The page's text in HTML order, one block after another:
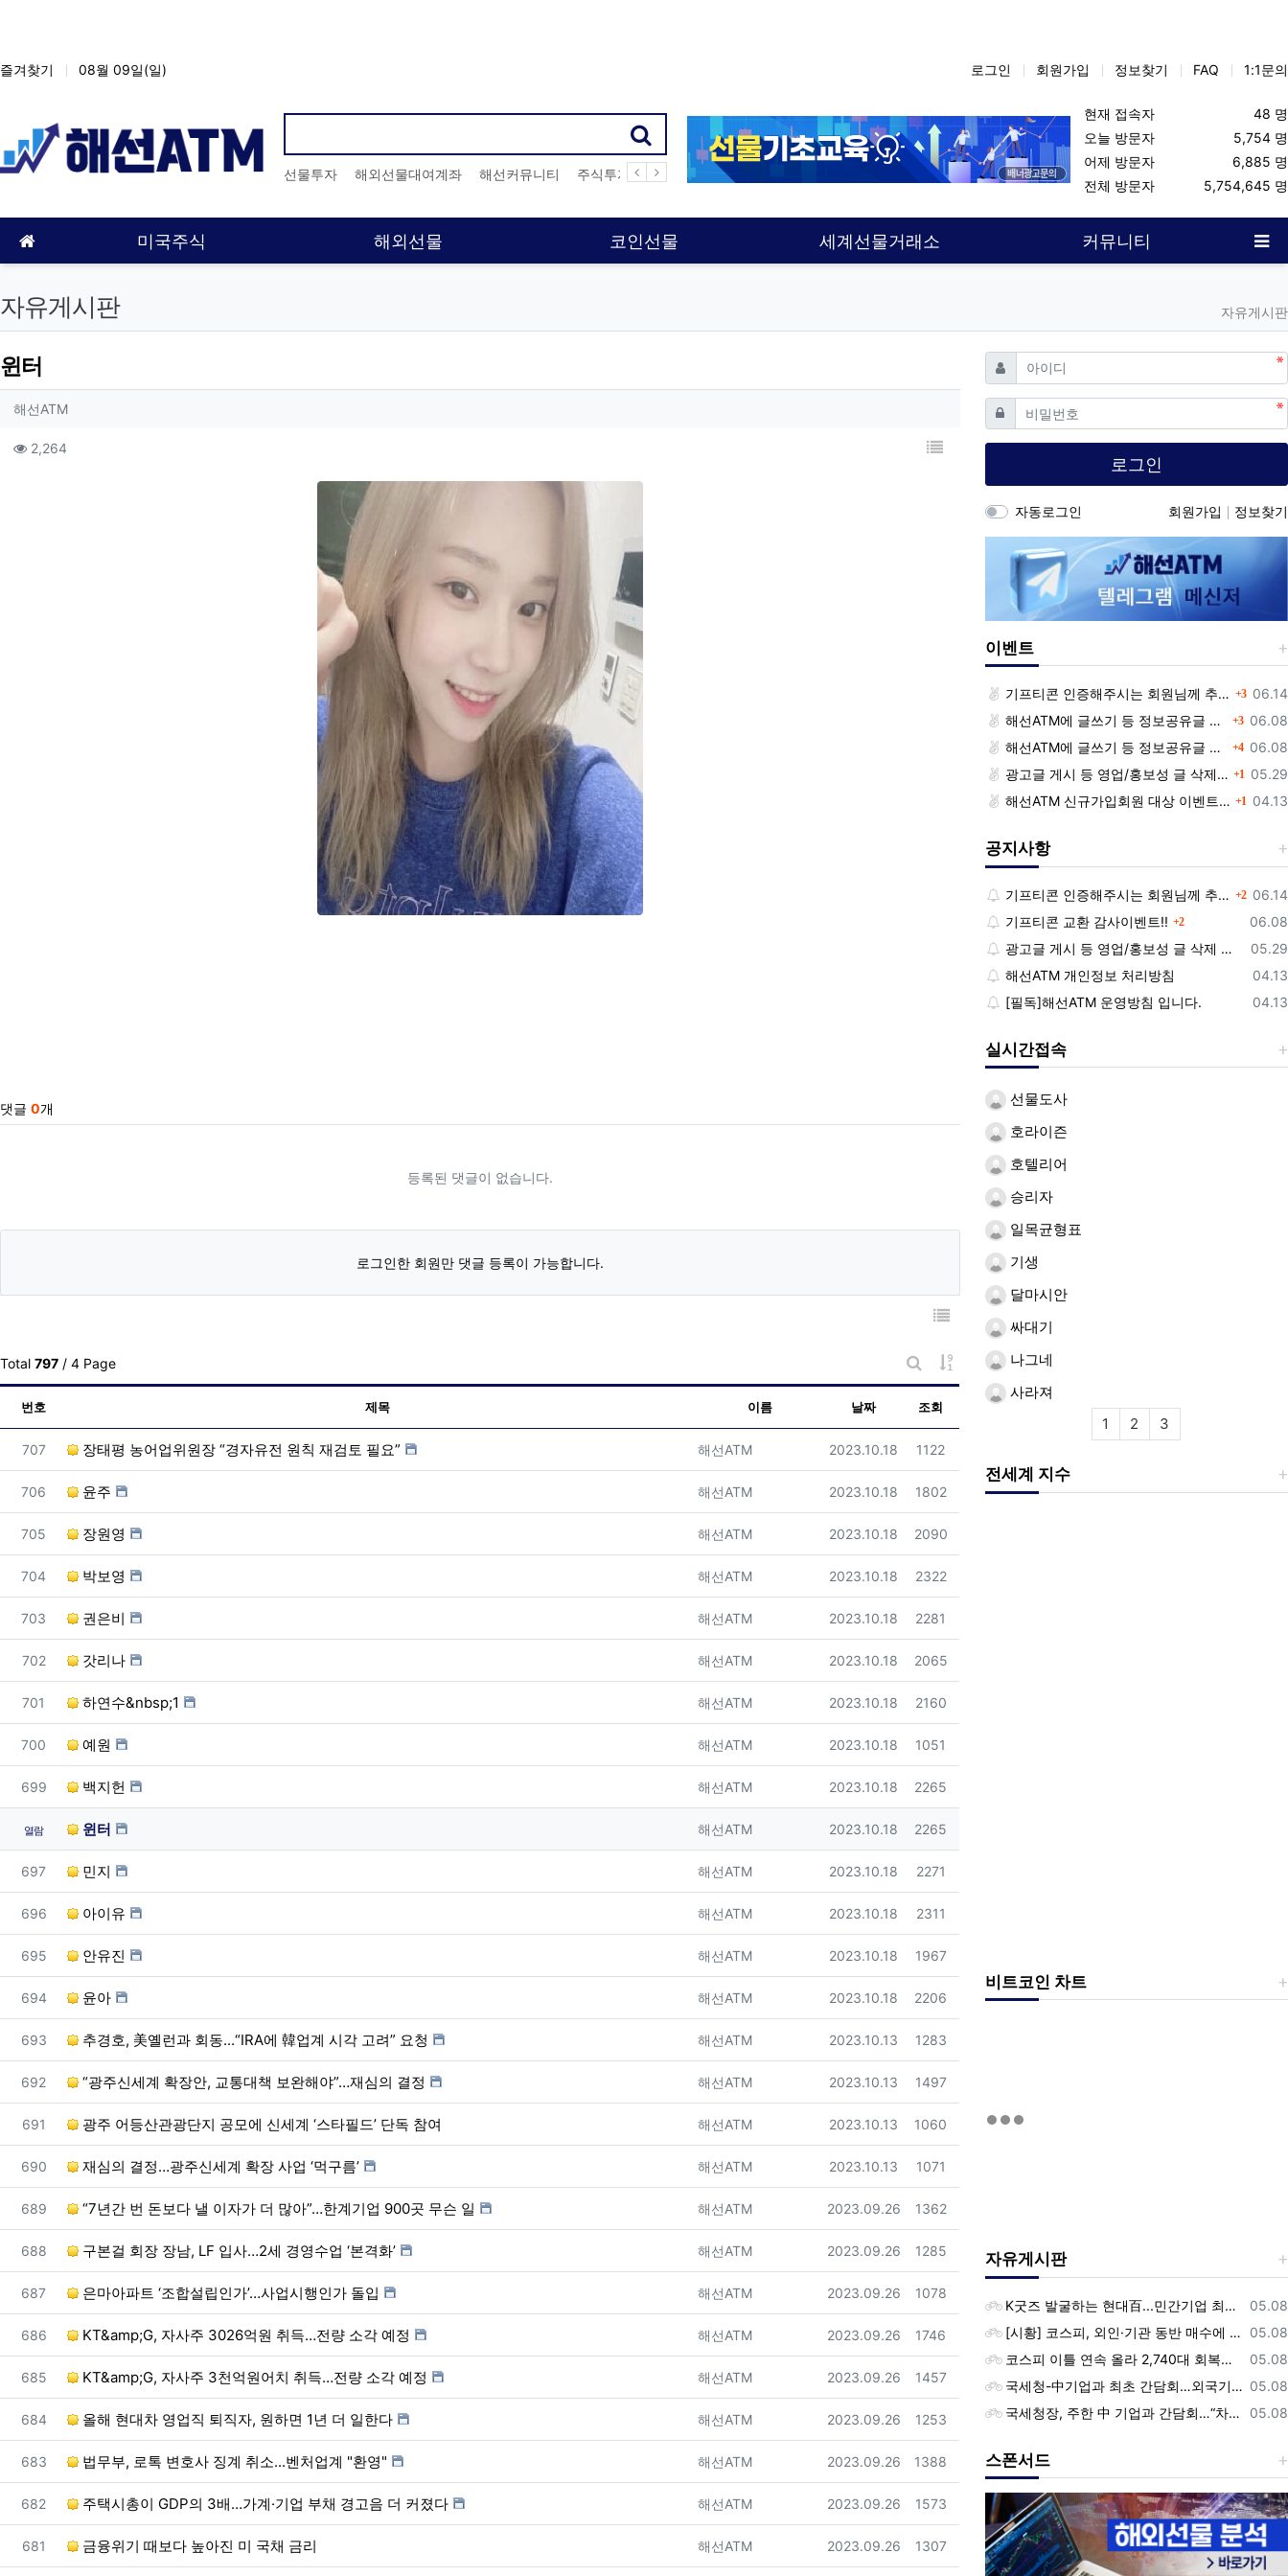
상단 네비
즐겨찾기 08월 09일(일) 로그인 회원가입 정보찾기 FAQ 1:1문의
인기검색어
선물투자 해외선물대여계좌 해선커뮤니티 주식투자 해외선물커뮤니티 해선대여업체 해선사이트 해외선물사이트 해선대여업체 대여계좌
현재 접속자
48 명
오늘 방문자
5,754 명
어제 방문자
6,885 명
전체 방문자
5,754,645 명
메인 메뉴 미국주식 해외선물 코인선물 세계선물거래소 커뮤니티
홈으로
자유게시판 자유게시판
윈터
작성자 정보
해선ATM작성
컨텐츠 정보
2,264 목록
댓글 0개
등록된 댓글이 없습니다.
로그인한 회원만 댓글 등록이 가능합니다.
목록
Total 797 / 4 Page
게시판 검색
게시물 정렬
번호 제목 이름 날짜 조회
번호
707 장태평 농어업위원장 “경자유전 원칙 재검토 필요” 등록자
해선ATM 등록일
2023.10.18 조회
1122
번호
706 윤주 등록자
해선ATM 등록일
2023.10.18 조회
1802
번호
705 장원영 등록자
해선ATM 등록일
2023.10.18 조회
2090
번호
704 박보영 등록자
해선ATM 등록일
2023.10.18 조회
2322
번호
703 권은비 등록자
해선ATM 등록일
2023.10.18 조회
2281
번호
702 갓리나 등록자
해선ATM 등록일
2023.10.18 조회
2065
번호
701 하연수&nbsp;1 등록자
해선ATM 등록일
2023.10.18 조회
2160
번호
700 예원 등록자
해선ATM 등록일
2023.10.18 조회
1051
번호
699 백지헌 등록자
해선ATM 등록일
2023.10.18 조회
2265
열람 윈터 등록자
해선ATM 등록일
2023.10.18 조회
2265
번호
697 민지 등록자
해선ATM 등록일
2023.10.18 조회
2271
번호
696 아이유 등록자
해선ATM 등록일
2023.10.18 조회
2311
번호
695 안유진 등록자
해선ATM 등록일
2023.10.18 조회
1967
번호
694 윤아 등록자
해선ATM 등록일
2023.10.18 조회
2206
번호
693 추경호, 美옐런과 회동...“IRA에 韓업계 시각 고려” 요청 등록자
해선ATM 등록일
2023.10.13 조회
1283
번호
692 “광주신세계 확장안, 교통대책 보완해야”…재심의 결정 등록자
해선ATM 등록일
2023.10.13 조회
1497
번호
691 광주 어등산관광단지 공모에 신세계 ‘스타필드’ 단독 참여 등록자
해선ATM 등록일
2023.10.13 조회
1060
번호
690 재심의 결정…광주신세계 확장 사업 ‘먹구름’ 등록자
해선ATM 등록일
2023.10.13 조회
1071
번호
689 “7년간 번 돈보다 낼 이자가 더 많아”…한계기업 900곳 무슨 일 등록자
해선ATM 등록일
2023.09.26 조회
1362
번호
688 구본걸 회장 장남, LF 입사…2세 경영수업 ‘본격화’ 등록자
해선ATM 등록일
2023.09.26 조회
1285
번호
687 은마아파트 ‘조합설립인가’…사업시행인가 돌입 등록자
해선ATM 등록일
2023.09.26 조회
1078
번호
686 KT&amp;G, 자사주 3026억원 취득…전량 소각 예정 등록자
해선ATM 등록일
2023.09.26 조회
1746
번호
685 KT&amp;G, 자사주 3천억원어치 취득…전량 소각 예정 등록자
해선ATM 등록일
2023.09.26 조회
1457
번호
684 올해 현대차 영업직 퇴직자, 원하면 1년 더 일한다 등록자
해선ATM 등록일
2023.09.26 조회
1253
번호
683 법무부, 로톡 변호사 징계 취소...벤처업계 "환영" 등록자
해선ATM 등록일
2023.09.26 조회
1388
번호
682 주택시총이 GDP의 3배…가계·기업 부채 경고음 더 커졌다 등록자
해선ATM 등록일
2023.09.26 조회
1573
번호
681 금융위기 때보다 높아진 미 국채 금리 등록자
해선ATM 등록일
2023.09.26 조회
1307
아이디 필수
비밀번호필수
로그인
자동로그인 회원가입 정보찾기
이벤트
등록
06.14
기프티콘 인증해주시는 회원님께 추가 포인트 쏩니다!! 3댓글
등록일
06.08
해선ATM에 글쓰기 등 정보공유글 남기고 기프티콘 받자! 3댓글
등록일
06.08
해선ATM에 글쓰기 등 정보공유글 남기고 기프티콘 받자! 4댓글
등록
05.29
광고글 게시 등 영업/홍보성 글 삭제 및 제제대상입니다. 1 댓글
등록
04.13
해선ATM 신규가입회원 대상 이벤트 안내 1 댓글
공지사항
등록
06.14
기프티콘 인증해주시는 회원님께 추가 포인트 쏩니다!! 2댓글
등록일
06.08
기프티콘 교환 감사이벤트!! 2댓글
등록
05.29
광고글 게시 등 영업/홍보성 글 삭제 및 제제대상입니다.
등록
04.13
해선ATM 개인정보 처리방침
등록
04.13
[필독]해선ATM 운영방침 입니다.
실시간접속
선물도사
호라이즌
호텔리어
승리자
일목균형표
기생
달마시안
싸대기
나그네
사라져
1
2 3
전세계 지수
비트코인 차트
자유게시판
등록일
05.08
K굿즈 발굴하는 현대百...민간기업 최초 ‘대한민국 관광공모전’ 후원
등록일
05.08
[시황] 코스피, 외인·기관 동반 매수에 연이틀 상승…2745.05 마감
등록일
05.08
코스피 이틀 연속 올라 2,740대 회복…코스닥은 강보합(종합)
등록일
05.08
국세청-中기업과 최초 간담회…외국기업 세제혜택 등 논의
등록일
05.08
국세청장, 주한 中 기업과 간담회…“차별없는 공정과세 약속”
스폰서드